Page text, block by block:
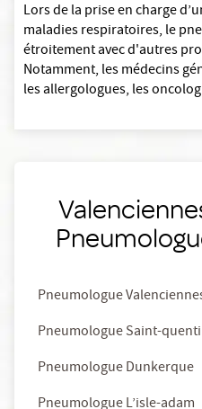
Lors de la prise en charge
maladies respiratoires, le
étroitement avec d'autres
Notamment, les médecins
les allergologues, les
Pneumologue
Pneumologue Saint-
Pneumologue Dunkerque
Pneumologue L’isle-adam